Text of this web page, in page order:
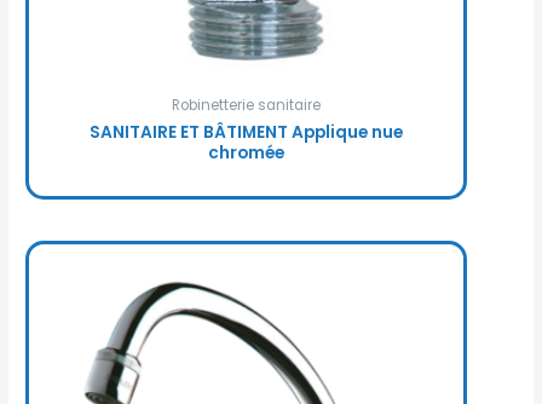
Robinetterie sanitaire
SANITAIRE ET BÂTIMENT Applique nue
chromée